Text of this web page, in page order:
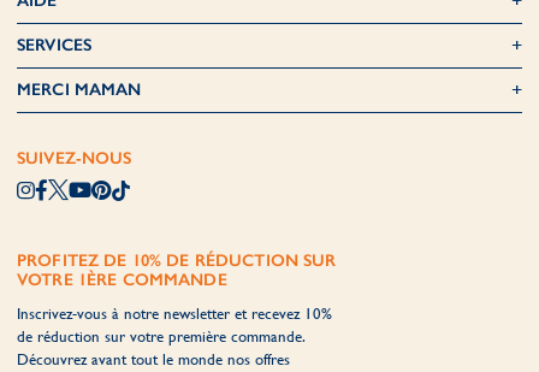
SERVICES
MERCI MAMAN
SUIVEZ-NOUS
PROFITEZ DE 10% DE RÉDUCTION SUR
VOTRE 1ÈRE COMMANDE
Inscrivez-vous à notre newsletter et recevez 10%
de réduction sur votre première commande.
Découvrez avant tout le monde nos offres